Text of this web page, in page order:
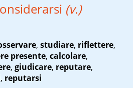
(v.)
, studiare, riflettere,
presente, calcolare,
, giudicare, reputare,
, reputarsi